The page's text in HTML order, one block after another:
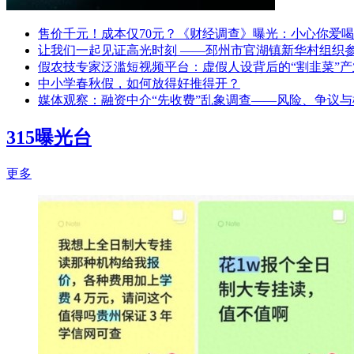
售价千元！成本仅70元？《财经调查》曝光：小心你爱
让我们一起见证高光时刻 ——邳州市官湖镇新华村组织
假农技专家泛滥短视频平台：虚假人设背后的“割韭菜”产
中小学春秋假，如何放得好推得开？
媒体观察：融资中介“先收费”乱象调查——风险、争议与
315曝光台
更多